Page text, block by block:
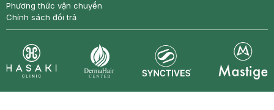
Phương thức vận chuyển
Chính sách đổi trả